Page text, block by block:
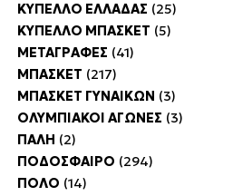
ΚΥΠΕΛΛΟ ΕΛΛΑΔΑΣ (25)
ΚΥΠΕΛΛΟ ΜΠΑΣΚΕΤ (5)
ΜΕΤΑΓΡΑΦΕΣ (41)
ΜΠΑΣΚΕΤ (217)
ΜΠΑΣΚΕΤ ΓΥΝΑΙΚΩΝ (3)
ΟΛΥΜΠΙΑΚΟΙ ΑΓΩΝΕΣ (3)
ΠΑΛΗ (2)
ΠΟΔΟΣΦΑΙΡΟ (294)
ΠΟΛΟ (14)